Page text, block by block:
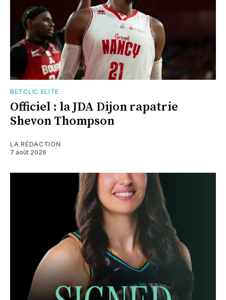
BETCLIC ELITE
Officiel : la JDA Dijon rapatrie
Shevon Thompson
LA RÉDACTION
7 août 2026